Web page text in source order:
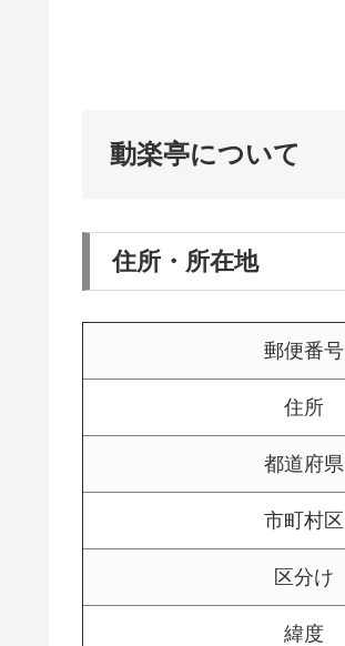
動楽亭について
住所・所在地
郵便番号
住所
都道府県
市町村区
区分け
緯度